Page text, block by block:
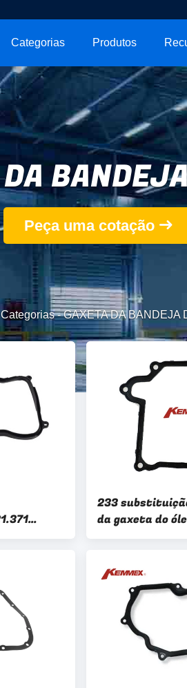
Categorias Produtos
Peça uma cotação
Categorias-GAXETA DA BANDEJA
01N
233
da gaxeta do
transmissão